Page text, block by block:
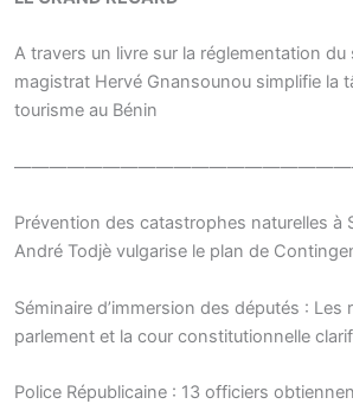
A travers un livre sur la réglementation du
magistrat Hervé Gnansounou simplifie la
tourisme au Bénin
Prévention des catastrophes naturelles à
André Todjè vulgarise le plan de
Séminaire d’immersion des députés : Les
parlement et la cour constitutionnelle
Police Républicaine : 13 officiers